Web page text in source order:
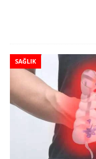
SAĞLIK